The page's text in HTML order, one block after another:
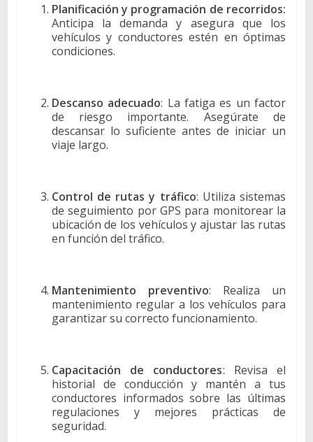
Planificación y programación de recorridos:
Anticipa la demanda y asegura que los
vehículos y conductores estén en óptimas
condiciones.
Descanso adecuado: La fatiga es un factor
de riesgo importante. Asegúrate de
descansar lo suficiente antes de iniciar un
viaje largo.
Control de rutas y tráfico: Utiliza sistemas
de seguimiento por GPS para monitorear la
ubicación de los vehículos y ajustar las rutas
en función del tráfico.
Mantenimiento preventivo: Realiza un
mantenimiento regular a los vehículos para
garantizar su correcto funcionamiento.
Capacitación de conductores: Revisa el
historial de conducción y mantén a tus
conductores informados sobre las últimas
regulaciones y mejores prácticas de
seguridad.